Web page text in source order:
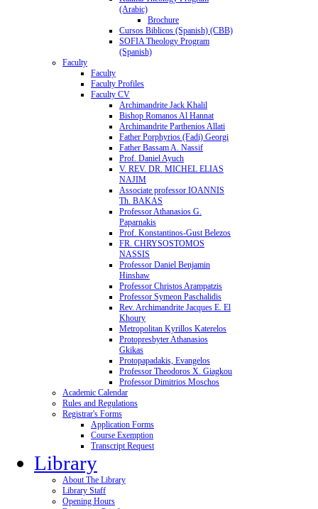
(Arabic)
Brochure
Cursos Biblicos (Spanish) (CBB)
SOFIA Theology Program
(Spanish)
Faculty
Faculty
Faculty Profiles
Faculty CV
Archimandrite Jack Khalil
Bishop Romanos Al Hannat
Archimandrite Parthenios Allati
Father Porphyrios (Fadi) Georgi
Father Bassam A. Nassif
Prof. Daniel Ayuch
V. REV. DR. MICHEL ELIAS
NAJIM
Associate professor IOANNIS
Th. BAKAS
Professor Athanasios G.
Paparnakis
Prof. Konstantinos-Gust Belezos
FR. CHRYSOSTOMOS
NASSIS
Professor Daniel Benjamin
Hinshaw
Professor Christos Arampatzis
Professor Symeon Paschalidis
Rev. Archimandrite Jacques E. El
Khoury
Metropolitan Kyrillos Katerelos
Protopresbyter Athanasios
Gkikas
Protopapadakis, Evangelos
Professor Theodoros X. Giagkou
Professor Dimitrios Moschos
Academic Calendar
Rules and Regulations
Registrar's Forms
Application Forms
Course Exemption
Transcript Request
Library
About The Library
Library Staff
Opening Hours